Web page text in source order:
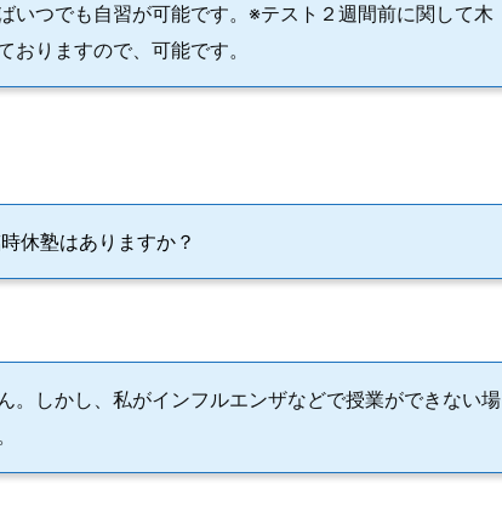
いつでも自習が可能です。※テスト２週間前に関して木
おりますので、可能です。
休塾はありますか？
。しかし、私がインフルエンザなどで授業ができない場